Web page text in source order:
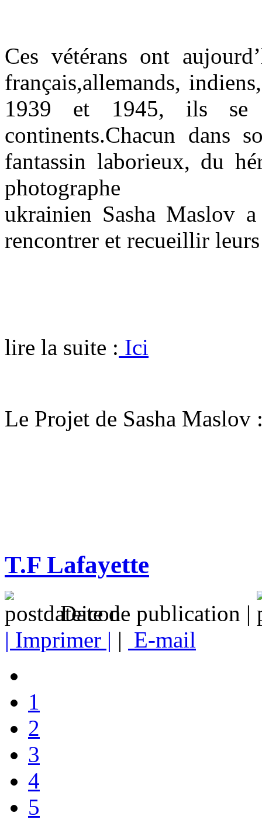
Ces vétérans ont
français,allemands,
1939 et 1945, ils se
continents.Chacun dans
fantassin laborieux, du
photographe
ukrainien Sasha
rencontrer et recueillir
lire la suite : Ici
Le Projet de Sasha
T.F Lafayette
Date de publication |
| Imprimer | | E-mail
1
2
3
4
5